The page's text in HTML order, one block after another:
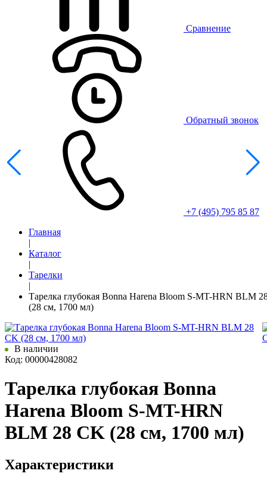
Сравнение
Обратный звонок
+7 (495) 795 85 87
Главная
|
Каталог
|
Тарелки
|
Тарелка глубокая Bonna Harena Bloom S-MT-HRN BLM
(28 см, 1700 мл)
В наличии
Код: 00000428082
Тарелка глубокая Bonna
Harena Bloom S-MT-HRN
BLM 28 CK (28 см, 1700 мл)
Характеристики